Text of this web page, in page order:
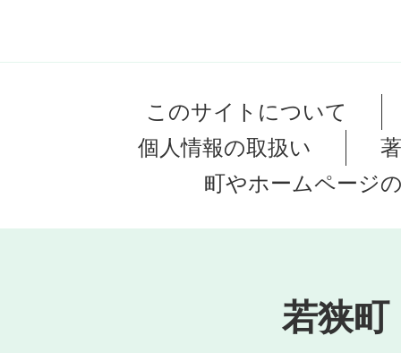
このサイトについて
個人情報の取扱い
町やホームページ
若狭町